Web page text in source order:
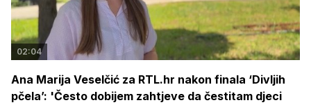
02:04
Ana Marija Veselčić za RTL.hr nakon finala ‘Divljih
pčela’: 'Često dobijem zahtjeve da čestitam djeci